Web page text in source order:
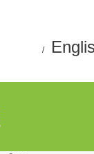
/